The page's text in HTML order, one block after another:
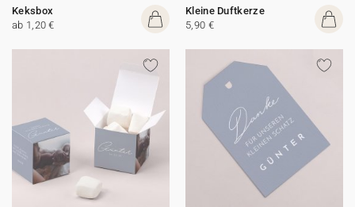
Keksbox
ab 1,20 €
Kleine Duftkerze
5,90 €